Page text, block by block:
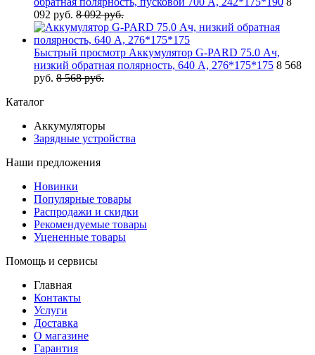
092 руб. 8 092 руб.
Быстрый просмотр Аккумулятор G-PARD 75.0 Ач,
низкий обратная полярность, 640 А, 276*175*175 8 568
руб. 8 568 руб.
Каталог
Аккумуляторы
Зарядные устройства
Наши предложения
Новинки
Популярные товары
Распродажи и скидки
Рекомендуемые товары
Уцененные товары
Помощь и сервисы
Главная
Контакты
Услуги
Доставка
О магазине
Гарантия